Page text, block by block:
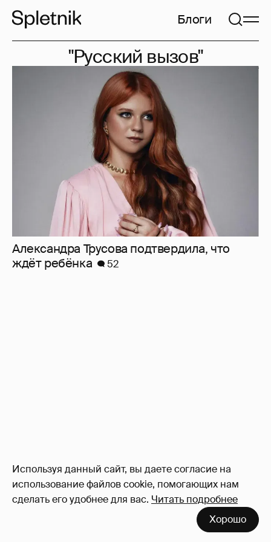
Используя данный сайт, вы даете согласие на
использование файлов cookie, помогающих нам
сделать его удобнее для вас. Читать подробнее
Хорошо
Блоги
"Русский вызов"
Александра Трусова подтвердила, что
ждёт ребёнка
52